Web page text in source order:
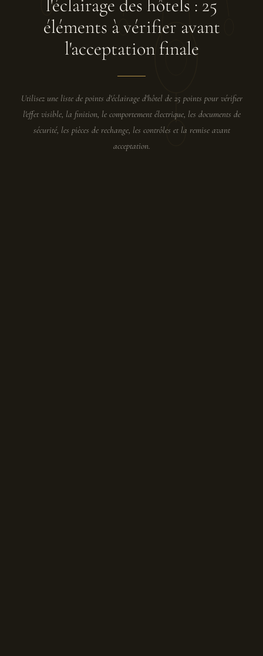
l'éclairage des hôtels : 25
éléments à vérifier avant
l'acceptation finale
Utilisez une liste de points d'éclairage d'hôtel de 25 points pour vérifier
l'effet visible, la finition, le comportement électrique, les documents de
sécurité, les pièces de rechange, les contrôles et la remise avant
acceptation.